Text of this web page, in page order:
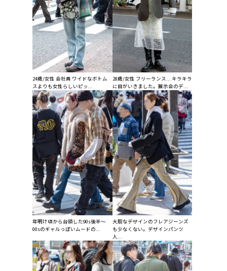
24歳/女性 会社員 ワイドなボトム
スよりも女性らしいピッ...
28歳/女性 フリーランス... キラキラ
に目がいきました。展示会のデ...
年明け頃から台頭した90s後半〜
00sのギャルっぽいムードの...
大胆なデザインのフレアジーンズ
も少なくない。デザインパンツ
人...